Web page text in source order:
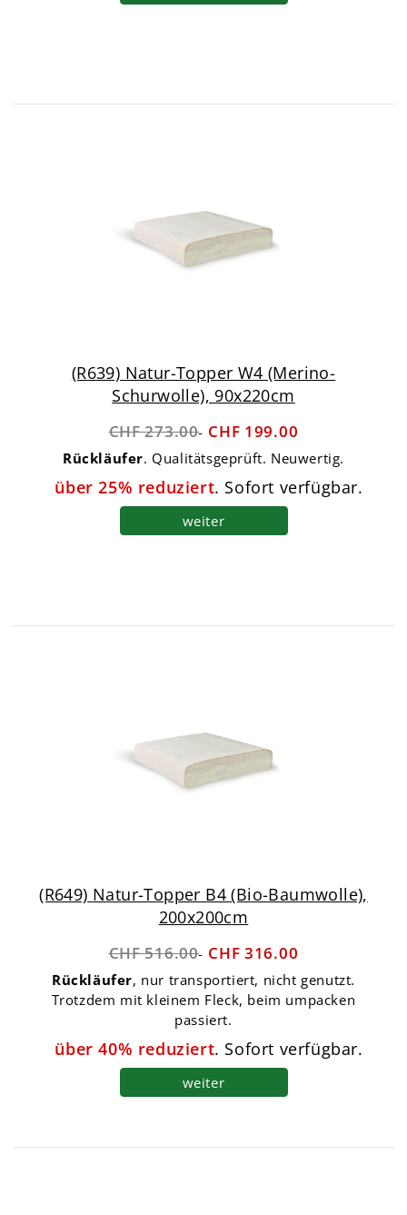
(R639) Natur-Topper W4 (Merino-
Schurwolle), 90x220cm
CHF 273.00 CHF 199.00
Rückläufer. Qualitätsgeprüft. Neuwertig.
über 25% reduziert. Sofort verfügbar.
weiter
(R649) Natur-Topper B4 (Bio-Baumwolle),
200x200cm
CHF 516.00 CHF 316.00
Rückläufer, nur transportiert, nicht genutzt.
Trotzdem mit kleinem Fleck, beim umpacken
passiert.
über 40% reduziert. Sofort verfügbar.
weiter